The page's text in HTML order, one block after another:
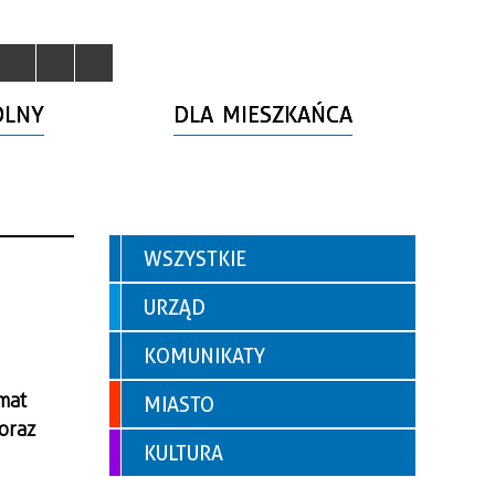
DLA MIESZKAŃCA
WSZYSTKIE
URZĄD
KOMUNIKATY
MIASTO
KULTURA